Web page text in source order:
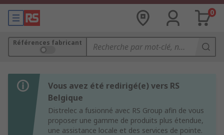
0
Références fabricant
Vous avez été redirigé(e) vers RS
Belgique
Distrelec a fusionné avec RS Group afin de vous
proposer une gamme de produits plus étendue,
une assistance locale et des services de pointe.